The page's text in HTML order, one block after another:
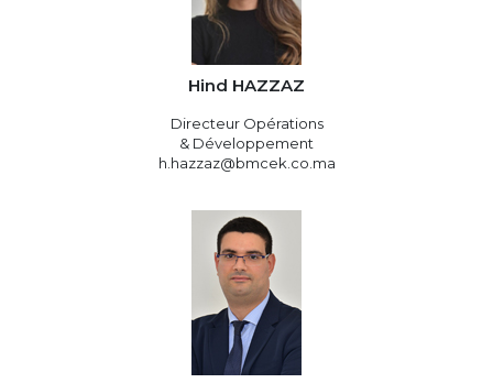
Hind HAZZAZ
Directeur Opérations
& Développement
h.hazzaz@bmcek.co.ma